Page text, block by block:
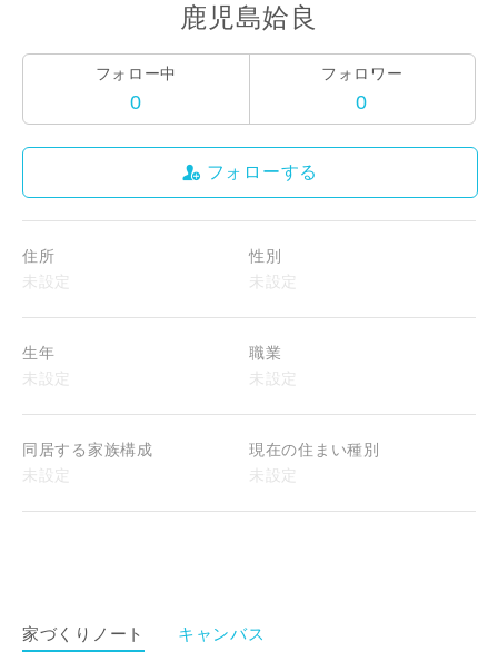
鹿児島姶良
フォロー中
0
フォロワー
0
フォローする
住所 性別
生年 職業
同居する家族構成 現在の住まい種別
家づくりノート キャンバス